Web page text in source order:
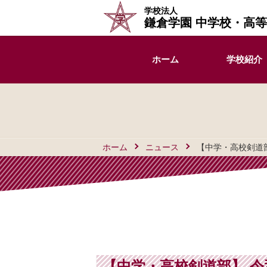
学校法人
鎌倉学園 中学校・高
ホーム 学校紹介
ホーム ニュース 【中学・高校剣